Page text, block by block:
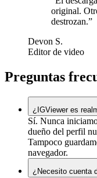
original.
destrozan.”
Devon S.
Editor de video
Preguntas
¿IGViewer es
Sí. Nunca
dueño del perfil
Tampoco
navegador.
¿Necesito cuenta